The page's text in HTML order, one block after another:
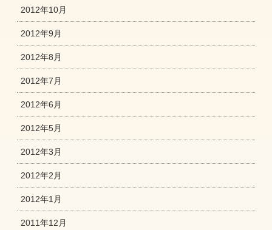
2012年10月
2012年9月
2012年8月
2012年7月
2012年6月
2012年5月
2012年3月
2012年2月
2012年1月
2011年12月